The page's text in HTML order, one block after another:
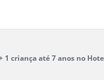
criança até 7 anos no